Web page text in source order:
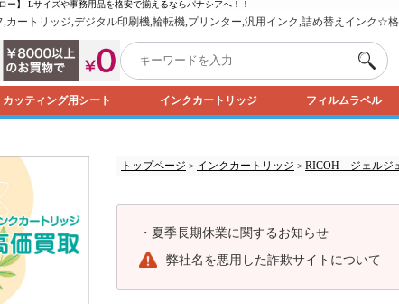
ー】 Lサイズや事務用品を格安で揃えるならパナシアへ！！
カートリッジ,デジタル印刷機,輪転機,プリンター,汎用インク,詰め替えインク☆
カッティング用シート インクカートリッジ フィルムラベル
トップページ > インクカートリッジ > RICOH ジェルジ
・ 夏季長期休業に関するお知らせ
弊社名を悪用した詐欺サイトについて